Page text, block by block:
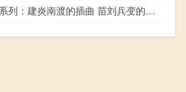
太监系列：建炎南渡的插曲 苗刘兵变的弃子